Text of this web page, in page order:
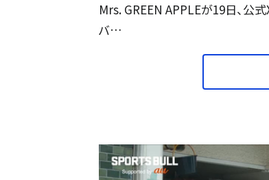
Mrs. GREEN APPLEが19日、公式
バ…